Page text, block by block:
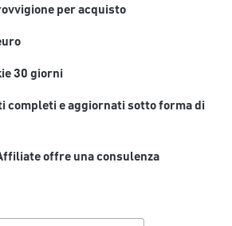
per acquisto
30 giorni
completi e aggiornati sotto forma di
offre una consulenza